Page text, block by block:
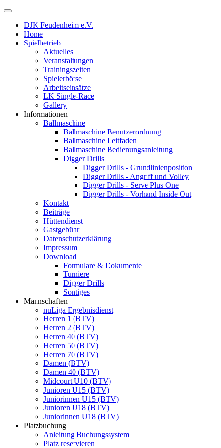
DJK Feudenheim e.V.
Home
Spielbetrieb
Aktuelles
Veranstaltungen
Trainingszeiten
Spielerbörse
Arbeitseinsätze
LK Single-Race
Gallery
Informationen
Ballmaschine
Ballmaschine Benutzerordnung
Ballmaschine Leitfaden
Ballmaschine Bedienungsanleitung
Digger Drills
Digger Drills - Grundlinienposition
Digger Drills - Angriff und Volley
Digger Drills - Serve Plus One
Digger Drills - Vorhand Inside Out
Kontakt
Beiträge
Hüttendienst
Gastgebühr
Datenschutzerklärung
Impressum
Download
Formulare & Dokumente
Turniere
Digger Drills
Sontiges
Mannschaften
nuLiga Ergebnisdienst
Herren 1 (BTV)
Herren 2 (BTV)
Herren 40 (BTV)
Herren 50 (BTV)
Herren 70 (BTV)
Damen (BTV)
Damen 40 (BTV)
Midcourt U10 (BTV)
Junioren U15 (BTV)
Juniorinnen U15 (BTV)
Junioren U18 (BTV)
Juniorinnen U18 (BTV)
Platzbuchung
Anleitung Buchungssystem
Platz reservieren